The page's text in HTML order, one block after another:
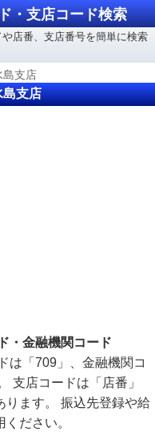
・支店コード検索
店番、支店番号を簡単に検索
島支店
島支店
・金融機関コード
は「709」、金融機関コ
支店コードは「店番」
ります。 振込先登録や給
ださい。